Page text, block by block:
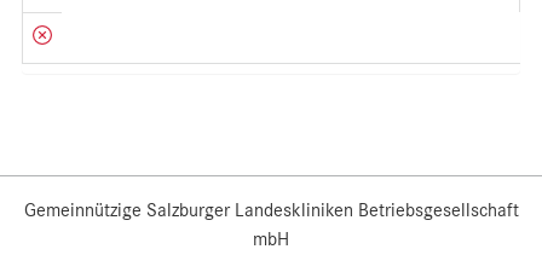
Gemeinnützige Salzburger Landeskliniken Betriebsgesellschaft
mbH